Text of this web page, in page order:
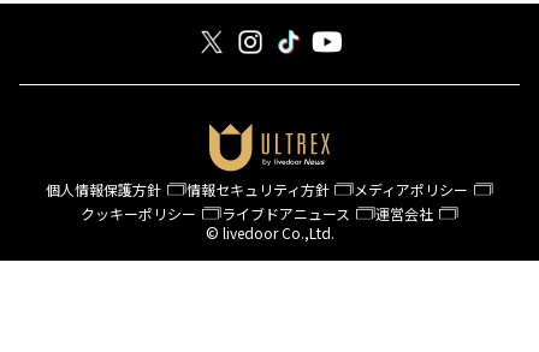
個人情報保護方針 情報セキュリティ方針
メディアポリシー
クッキーポリシー
ライブドアニュース
運営会社
© livedoor Co.,Ltd.